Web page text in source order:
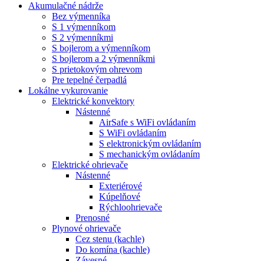
Akumulačné nádrže
Bez výmenníka
S 1 výmenníkom
S 2 výmenníkmi
S bojlerom a výmenníkom
S bojlerom a 2 výmenníkmi
S prietokovým ohrevom
Pre tepelné čerpadlá
Lokálne vykurovanie
Elektrické konvektory
Nástenné
AirSafe s WiFi ovládaním
S WiFi ovládaním
S elektronickým ovládaním
S mechanickým ovládaním
Elektrické ohrievače
Nástenné
Exteriérové
Kúpelňové
Rýchloohrievače
Prenosné
Plynové ohrievače
Cez stenu (kachle)
Do komína (kachle)